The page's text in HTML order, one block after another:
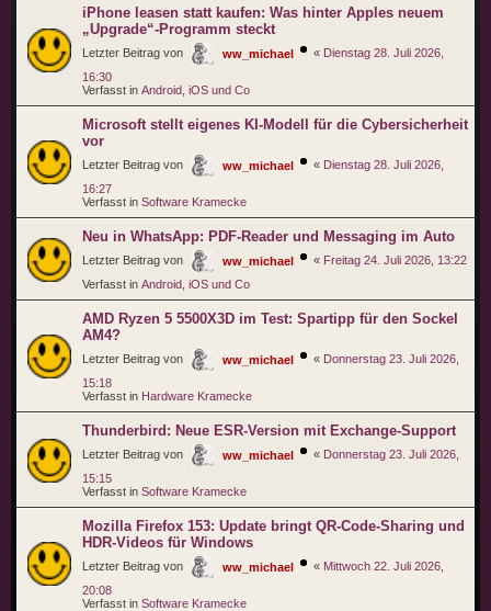
iPhone leasen statt kaufen: Was hinter Apples neuem
„Upgrade“-Programm steckt
Letzter Beitrag von ww_michael « Dienstag 28. Juli 2026,
16:30
Verfasst in Android, iOS und Co
Microsoft stellt eigenes KI-Modell für die Cybersicherheit
vor
Letzter Beitrag von ww_michael « Dienstag 28. Juli 2026,
16:27
Verfasst in Software Kramecke
Neu in WhatsApp: PDF-Reader und Messaging im Auto
Letzter Beitrag von ww_michael « Freitag 24. Juli 2026, 13:22
Verfasst in Android, iOS und Co
AMD Ryzen 5 5500X3D im Test: Spartipp für den Sockel
AM4?
Letzter Beitrag von ww_michael « Donnerstag 23. Juli 2026,
15:18
Verfasst in Hardware Kramecke
Thunderbird: Neue ESR-Version mit Exchange-Support
Letzter Beitrag von ww_michael « Donnerstag 23. Juli 2026,
15:15
Verfasst in Software Kramecke
Mozilla Firefox 153: Update bringt QR-Code-Sharing und
HDR-Videos für Windows
Letzter Beitrag von ww_michael « Mittwoch 22. Juli 2026,
20:08
Verfasst in Software Kramecke